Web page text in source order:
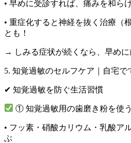
• 早めに受診すれば、痛みを和ら
• 重症化すると神経を抜く治療（
とも！
→ しみる症状が続くなら、早めに
5. 知覚過敏のセルフケア｜自宅で
✔ 知覚過敏を防ぐ生活習慣
① 知覚過敏用の歯磨き粉を使う
• フッ素・硝酸カリウム・乳酸ア
ぶ